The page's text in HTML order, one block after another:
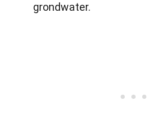
grondwater.